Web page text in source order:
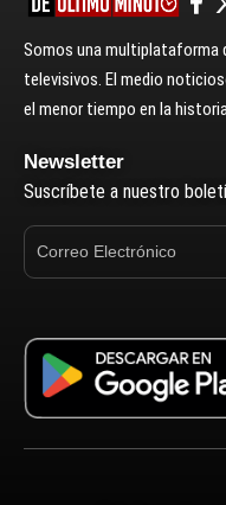
Somos una
televisivos. El medio
el menor tiempo en la
Newsletter
Suscríbete a nuestro